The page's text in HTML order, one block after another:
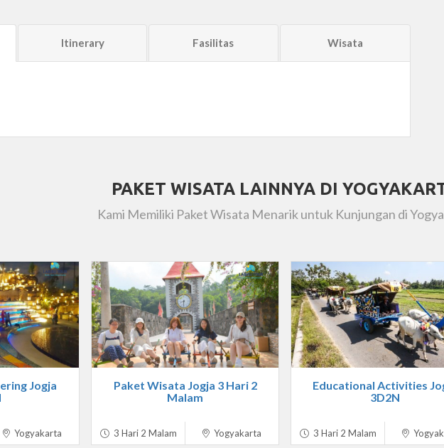
Itinerary Fasilitas Wisata
PAKET WISATA LAINNYA DI
Kami Memiliki Paket Wisata Menarik untuk Kunjungan di
Jogja
Yogyakarta
Paket Wisata Jogja 3 Hari 2
Malam
3 Hari 2 Malam Yogyakarta
Educational Activities
3D2N
3 Hari 2 Malam